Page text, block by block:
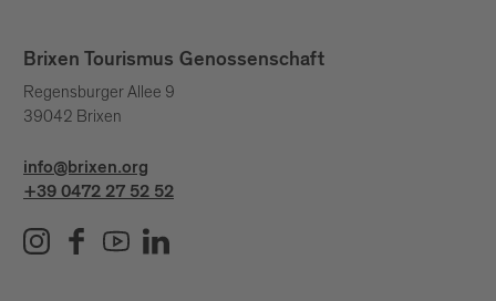
Brixen Tourismus Genossenschaft
Regensburger Allee 9
39042 Brixen
info@brixen.org
+39 0472 27 52 52